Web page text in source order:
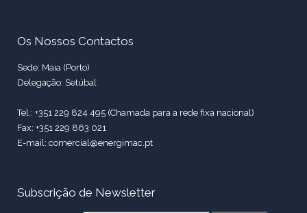
Os Nossos Contactos
Sede: Maia (Porto)
Delegação: Setúbal
Tel.: +351 229 824 495 (Chamada para a rede fixa nacional)
Fax: +351 229 863 021
E-mail: comercial@energimac.pt
Subscrição de Newsletter